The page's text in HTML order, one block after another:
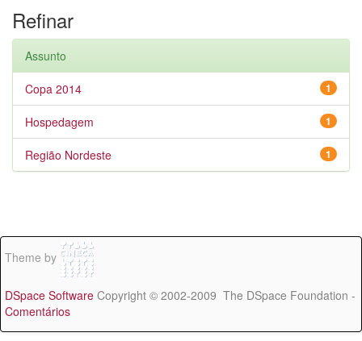
Refinar
Assunto
1
Copa 2014
1
Hospedagem
1
Região Nordeste
Theme by
DSpace Software Copyright © 2002-2009 The DSpace Foundation -
Comentários